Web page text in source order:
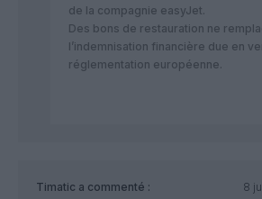
de la compagnie easyJet.
Des bons de restauration ne
l’indemnisation financière due en
réglementation européenne.
Timatic a commenté :
8